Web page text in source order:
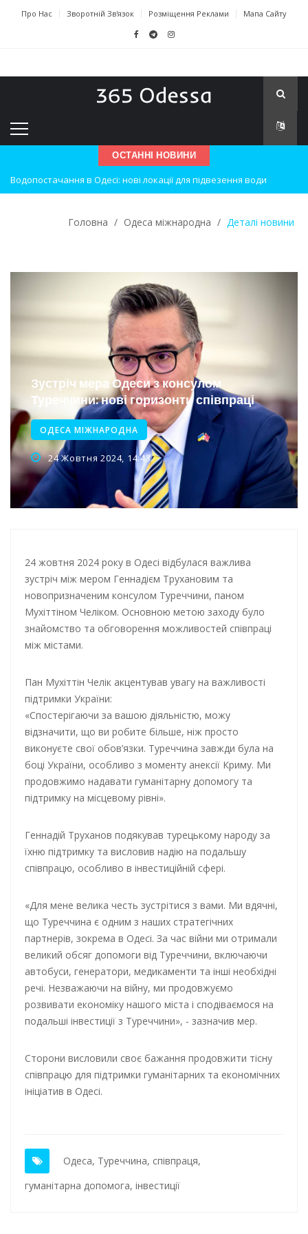
Про Нас Зворотній Зв'язок Розміщення Реклами Мапа Сайту
ОСТАННІ НОВИНИ
Водопостачання в Одесі: нові локації для підвезення води
Нічна атака на Одесу: наслідки вибухів
Новини з Зимової школи інсульту в Швейцарії
Інтеграція ветеранів в українське суспільство
Нічна атака на Одесу: наслідки обстрілу
Енергетична підтримка для Одеси
Головна / Одеса міжнародна / Деталі новини
Зустріч мера Одеси з консулом
Туреччини: нові горизонти співпраці
ОДЕСА МІЖНАРОДНА
24 Жовтня 2024, 14:43
24 жовтня 2024 року в Одесі відбулася важлива
зустріч між мером Геннадієм Трухановим та
новопризначеним консулом Туреччини, паном
Мухіттіном Челіком. Основною метою заходу було
знайомство та обговорення можливостей співпраці
між містами.
Пан Мухіттін Челік акцентував увагу на важливості
підтримки України:
«Спостерігаючи за вашою діяльністю, можу
відзначити, що ви робите більше, ніж просто
виконуєте свої обов’язки. Туреччина завжди була на
боці України, особливо з моменту анексії Криму. Ми
продовжимо надавати гуманітарну допомогу та
підтримку на місцевому рівні».
Геннадій Труханов подякував турецькому народу за
їхню підтримку та висловив надію на подальшу
співпрацю, особливо в інвестиційній сфері.
«Для мене велика честь зустрітися з вами. Ми вдячні,
що Туреччина є одним з наших стратегічних
партнерів, зокрема в Одесі. За час війни ми отримали
великий обсяг допомоги від Туреччини, включаючи
автобуси, генератори, медикаменти та інші необхідні
речі. Незважаючи на війну, ми продовжуємо
розвивати економіку нашого міста і сподіваємося на
подальші інвестиції з Туреччини», - зазначив мер.
Сторони висловили своє бажання продовжити тісну
співпрацю для підтримки гуманітарних та економічних
ініціатив в Одесі.
Одеса, Туреччина, співпраця,
гуманітарна допомога, інвестиції